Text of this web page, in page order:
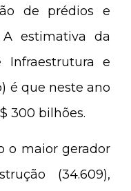
de prédios e
estimativa da
Infraestrutura e
é que neste ano
300 bilhões.
o maior gerador
(34.609),